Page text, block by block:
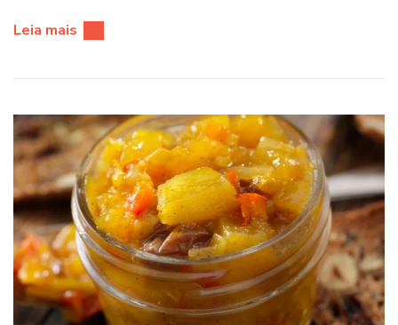
Leia mais